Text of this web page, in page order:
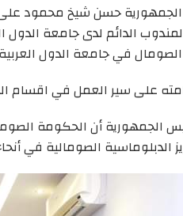
حسن شيخ محمود
الدائم لدى جامعة
الصومال في جامعة الدول
على سير العمل في اقسام
الجمهورية أن الحكومة
الدبلوماسية الصومالية في